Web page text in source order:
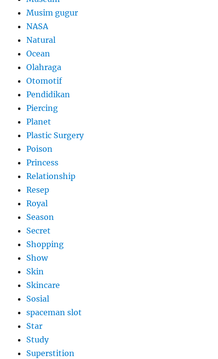
Musim gugur
NASA
Natural
Ocean
Olahraga
Otomotif
Pendidikan
Piercing
Planet
Plastic Surgery
Poison
Princess
Relationship
Resep
Royal
Season
Secret
Shopping
Show
Skin
Skincare
Sosial
spaceman slot
Star
Study
Superstition